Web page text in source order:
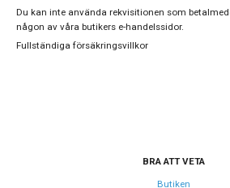
Du kan inte använda rekvisitionen som
någon av våra butikers e-handelssidor.
Fullständiga försäkringsvillkor
BRA ATT VETA
Butiken